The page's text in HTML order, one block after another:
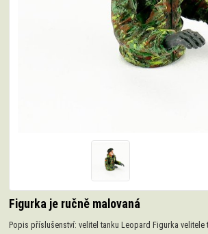
Figurka je ručně malovaná
Popis příslušenství: velitel tanku Leopard Figurka velitele